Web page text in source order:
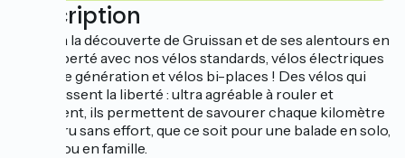
Description
Partez à la découverte de Gruissan et de ses alentours en
toute liberté avec nos vélos standards, vélos électriques
dernière génération et vélos bi-places ! Des vélos qui
redéfinissent la liberté : ultra agréable à rouler et
polyvalent, ils permettent de savourer chaque kilomètre
parcouru sans effort, que ce soit pour une balade en solo,
en duo ou en famille.